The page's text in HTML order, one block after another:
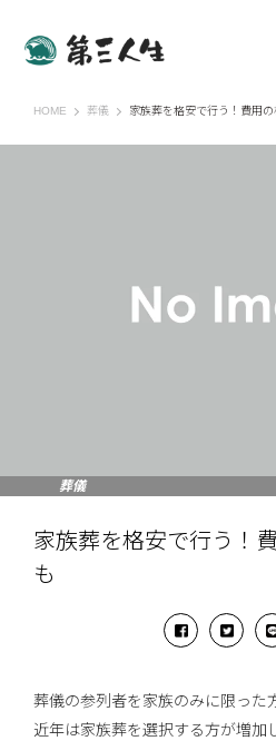
HOME 第三人生 〜寄り道の歩き方〜
葬儀 家族葬を格安で行う！費用
葬儀
家族葬を格安で行う！
も
葬儀の参列者を家族のみに限った
近年は家族葬を選択する方が増加